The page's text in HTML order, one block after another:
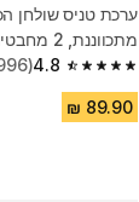
ערכת טניס שולחן
לבן/אפור
4.8
4.8 out of 5 stars from 996 reviews
(996)